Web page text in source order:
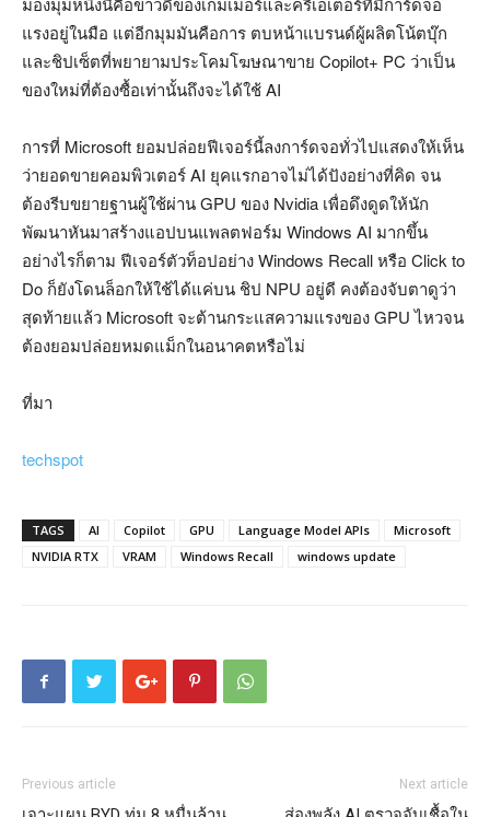
แรงอยู่ในมือ แต่อีกมุมมันคือการ ตบหน้าแบรนด์ผู้ผลิตโน้ตบุ๊ก
และชิปเซ็ตที่พยายามประโคมโฆษณาขาย Copilot+ PC ว่าเป็น
ของใหม่ที่ต้องซื้อเท่านั้นถึงจะได้ใช้ AI
การที่ Microsoft ยอมปล่อยฟีเจอร์นี้ลงการ์ดจอทั่วไปแสดงให้เห็น
ว่ายอดขายคอมพิวเตอร์ AI ยุคแรกอาจไม่ได้ปังอย่างที่คิด จน
ต้องรีบขยายฐานผู้ใช้ผ่าน GPU ของ Nvidia เพื่อดึงดูดให้นัก
พัฒนาหันมาสร้างแอปบนแพลตฟอร์ม Windows AI มากขึ้น
อย่างไรก็ตาม ฟีเจอร์ตัวท็อปอย่าง Windows Recall หรือ Click to
Do ก็ยังโดนล็อกให้ใช้ได้แค่บน ชิป NPU อยู่ดี คงต้องจับตาดูว่า
สุดท้ายแล้ว Microsoft จะต้านกระแสความแรงของ GPU ไหวจน
ต้องยอมปล่อยหมดแม็กในอนาคตหรือไม่
ที่มา
techspot
TAGS AI Copilot GPU Language Model APIs
Microsoft
NVIDIA RTX
VRAM Windows Recall windows update
Previous article Next article